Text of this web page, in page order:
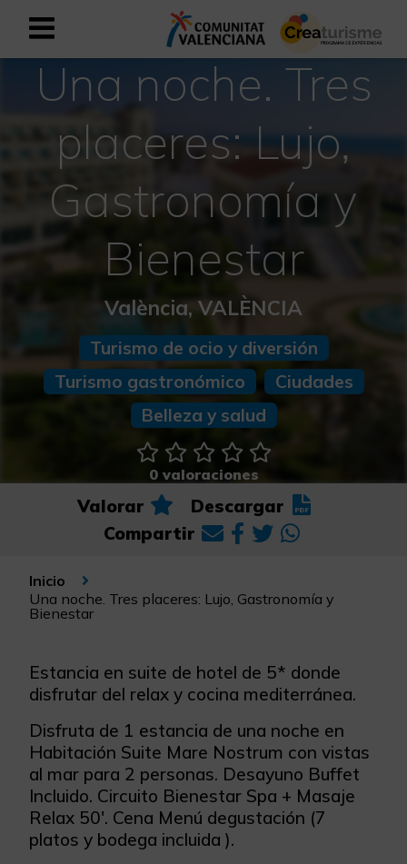
Registrarse como usuario
Registro empresarial
Español
Mediterráneo Activo-Deportivo
Mediterráneo Cultural
Mediterráneo Natural-Rural
Experiencias en otoño
Experiencias Semana Santa
Una noche. Tres
placeres: Lujo,
Gastronomía y
Bienestar
València, VALÈNCIA
Turismo de ocio y diversión
Turismo gastronómico
Ciudades
Belleza y salud
0 valoraciones
Valorar
Descargar
Compartir
Inicio
Una noche. Tres placeres: Lujo, Gastronomía y
Bienestar
Estancia en suite de hotel de 5* donde
disfrutar del relax y cocina mediterránea.
Disfruta de 1 estancia de una noche en
Habitación Suite Mare Nostrum con vistas
al mar para 2 personas. Desayuno Buffet
Incluido. Circuito Bienestar Spa + Masaje
Relax 50'. Cena Menú degustación (7
platos y bodega incluida ).